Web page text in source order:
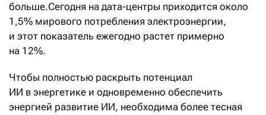
больше.Сегодня на дата-центры приходится около
1,5% мирового потребления электроэнергии,
и этот показатель ежегодно растет примерно
на 12%.
Чтобы полностью раскрыть потенциал
ИИ в энергетике и одновременно обеспечить
энергией развитие ИИ, необходима более тесная